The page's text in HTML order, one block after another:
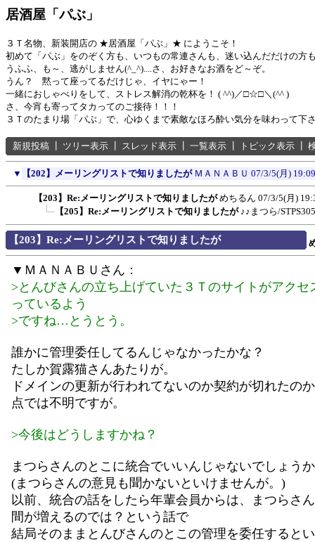
居酒屋「パぶ」
３Ｔ名物、新装開店の ★居酒屋「パぶ」★ にようこそ！
初めて「パぶ」をのぞく方も、いつもの常連さんも、迷い込んだだけの方
うふふ、も～、逃がしません(^_^)....さ、お好きなお酒をど～ぞ。
うん？ 黙って座ってるだけじゃ、イヤにゃー！
一緒におしゃべりをして、ストレス解消の乾杯を！ ( ^^)／□☆□＼(^^ )
さ、今宵も寄ってタカってのご接待！！！
３Ｔのたまり場「パぶ」で、心ゆくまで素敵なほろ酔い気分を味わって下
新規投稿 ツリー表示 スレッド表示 一覧表示 トピック表示
▼ 【202】メーリングリストで知りましたが ＭＡＮＡＢＵ 07/3/5(月) 19:09
【203】Re:メーリングリストで知りましたがめちるん 07/3/5(月)
【205】Re:メーリングリストで知りましたが ♪♪まつら/
【203】Re:メーリングリストで知りましたが
▼ＭＡＮＡＢＵさん：
>とんびさんの立ち上げていた３Ｔのサイトがアクセ
っているよう
>ですね…とうとう。
誰かに管理委任してるんじゃなかったかな？
たしか賀露猫さんあたりが。
ドメインの更新が行われてないのか契約が切れたの
点では不明ですが。
>今後はどうしますかね？
まつらさんのとこに統合でいいんじゃないでしょう
(まつらさんの意見も聞かないといけませんが。)
以前、統合の話をしたら年輩会員からは、まつらさ
間が増えるのでは？という話で
結局そのままとんびさんのとこの管理を委任すると